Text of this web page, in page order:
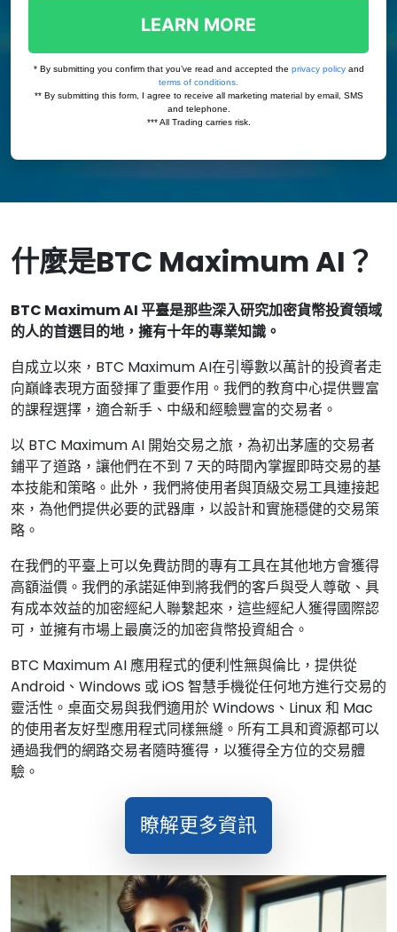
什麼是BTC Maximum AI？
BTC Maximum AI 平臺是那些深入研究加密貨幣投資領域
的人的首選目的地，擁有十年的專業知識。
自成立以來，BTC Maximum AI在引導數以萬計的投資者走
向巔峰表現方面發揮了重要作用。我們的教育中心提供豐富
的課程選擇，適合新手、中級和經驗豐富的交易者。
以 BTC Maximum AI 開始交易之旅，為初出茅廬的交易者
鋪平了道路，讓他們在不到 7 天的時間內掌握即時交易的基
本技能和策略。此外，我們將使用者與頂級交易工具連接起
來，為他們提供必要的武器庫，以設計和實施穩健的交易策
略。
在我們的平臺上可以免費訪問的專有工具在其他地方會獲得
高額溢價。我們的承諾延伸到將我們的客戶與受人尊敬、具
有成本效益的加密經紀人聯繫起來，這些經紀人獲得國際認
可，並擁有市場上最廣泛的加密貨幣投資組合。
BTC Maximum AI 應用程式的便利性無與倫比，提供從
Android、Windows 或 iOS 智慧手機從任何地方進行交易的
靈活性。桌面交易與我們適用於 Windows、Linux 和 Mac
的使用者友好型應用程式同樣無縫。所有工具和資源都可以
通過我們的網路交易者隨時獲得，以獲得全方位的交易體
驗。
瞭解更多資訊